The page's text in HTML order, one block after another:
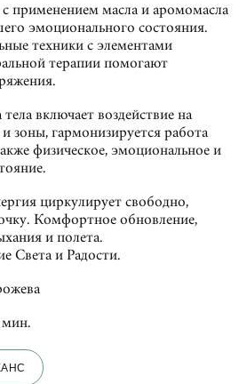
применением масла и аромомасла
эмоционального состояния.
техники с элементами
терапии помогают
включает воздействие на
зоны, гармонизируется работа
физическое, эмоциональное и
циркулирует свободно,
Комфортное обновление,
и полета.
Света и Радости.
мин.